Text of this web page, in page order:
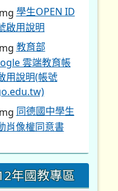
學生OPEN ID
啟用說明
教育部
雲端教育帳
用說明(帳號
同德國中學生
肖像權同意書
年國教專區